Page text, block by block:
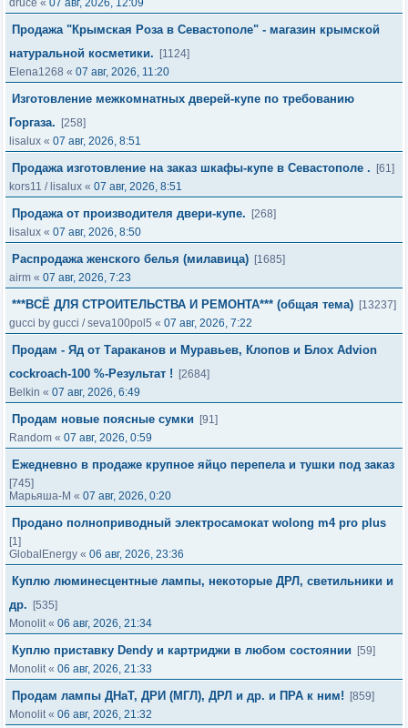
druce « 07 авг, 2026, 12:09
Продажа "Крымская Роза в Севастополе" - магазин крымской
натуральной косметики.
[1124]
Elena1268 « 07 авг, 2026, 11:20
Изготовление межкомнатных дверей-купе по требованию
Горгаза.
[258]
lisalux « 07 авг, 2026, 8:51
Продажа изготовление на заказ шкафы-купе в Севастополе .
[61]
kors11 / lisalux « 07 авг, 2026, 8:51
Продажа от производителя двери-купе.
[268]
lisalux « 07 авг, 2026, 8:50
Распродажа женского белья (милавица) [1685]
airm « 07 авг, 2026, 7:23
***ВСЁ ДЛЯ СТРОИТЕЛЬСТВА И РЕМОНТА*** (общая тема) [13237]
gucci by gucci /seva100pol5 « 07 авг, 2026, 7:22
Продам - Яд от Тараканов и Муравьев, Клопов и Блох Advion
cockroach-100 %-Результат !
[2684]
Belkin « 07 авг, 2026, 6:49
Продам новые поясные сумки
[91]
Random « 07 авг, 2026, 0:59
Ежедневно в продаже крупное яйцо перепела и тушки под заказ
[745]
Марьяша-М « 07 авг, 2026, 0:20
Продано полноприводный электросамокат wolong m4 pro plus
[1]
GlobalEnergy « 06 авг, 2026, 23:36
Куплю люминесцентные лампы, некоторые ДРЛ, светильники и
др.
[535]
Monolit« 06 авг, 2026, 21:34
Куплю приставку Dendy и картриджи в любом состоянии
[59]
Monolit« 06 авг, 2026, 21:33
Продам лампы ДНаТ, ДРИ (МГЛ), ДРЛ и др. и ПРА к ним!
[859]
Monolit« 06 авг, 2026, 21:32